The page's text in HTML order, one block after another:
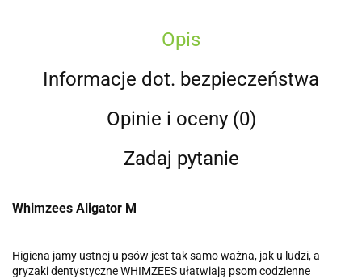
Opis
Informacje dot. bezpieczeństwa
Opinie i oceny (0)
Zadaj pytanie
Whimzees Aligator M
Higiena jamy ustnej u psów jest tak samo ważna, jak u ludzi, a
gryzaki dentystyczne WHIMZEES ułatwiają psom codzienne